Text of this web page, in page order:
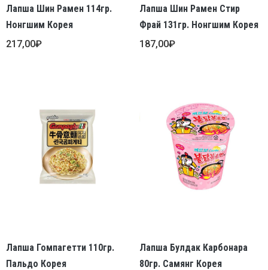
Лапша Шин Рамен 114гр.
Нонгшим Корея
217,00₽
Лапша Шин Рамен Стир
Фрай 131гр. Нонгшим Корея
187,00₽
Лапша Гомпагетти 110гр.
Пальдо Корея
Лапша Булдак Карбонара
80гр. Самянг Корея